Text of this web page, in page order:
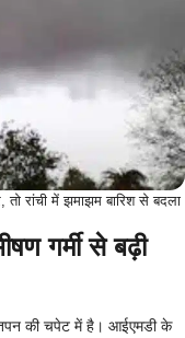
रांची में झमाझम बारिश से बदला
गर्मी से बढ़ी
की चपेट में है। आईएमडी के